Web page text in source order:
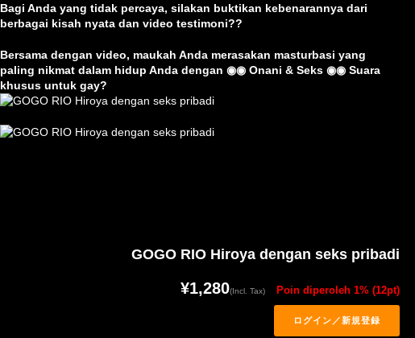
Bagi Anda yang tidak percaya, silakan buktikan kebenarannya dari
berbagai kisah nyata dan video testimoni??
Bersama dengan video, maukah Anda merasakan masturbasi yang
paling nikmat dalam hidup Anda dengan ◉◉ Onani & Seks ◉◉ Suara
khusus untuk gay?
GOGO RIO Hiroya dengan seks pribadi
¥1,280(Incl. Tax) Poin diperoleh 1% (12pt)